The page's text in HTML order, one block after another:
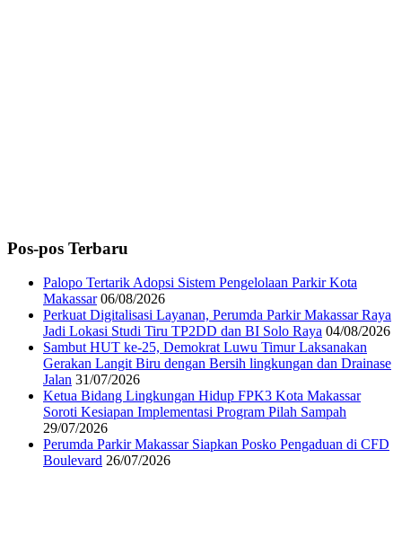
Pos-pos Terbaru
Palopo Tertarik Adopsi Sistem Pengelolaan Parkir Kota
Makassar 06/08/2026
Perkuat Digitalisasi Layanan, Perumda Parkir Makassar Raya
Jadi Lokasi Studi Tiru TP2DD dan BI Solo Raya 04/08/2026
Sambut HUT ke-25, Demokrat Luwu Timur Laksanakan
Gerakan Langit Biru dengan Bersih lingkungan dan Drainase
Jalan 31/07/2026
Ketua Bidang Lingkungan Hidup FPK3 Kota Makassar
Soroti Kesiapan Implementasi Program Pilah Sampah
29/07/2026
Perumda Parkir Makassar Siapkan Posko Pengaduan di CFD
Boulevard 26/07/2026